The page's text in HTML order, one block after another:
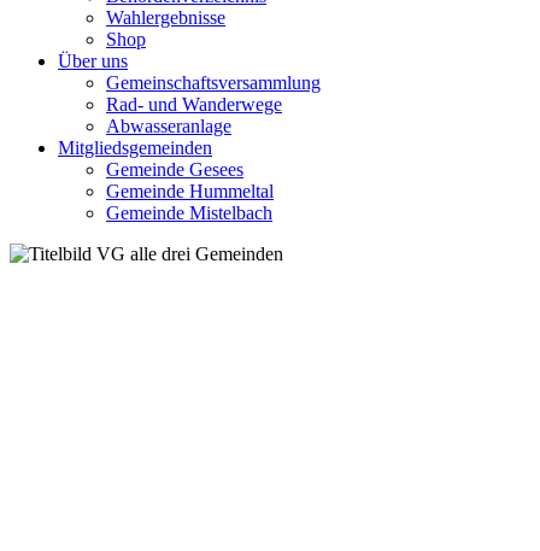
Wahlergebnisse
Shop
Über uns
Gemeinschaftsversammlung
Rad- und Wanderwege
Abwasseranlage
Mitgliedsgemeinden
Gemeinde Gesees
Gemeinde Hummeltal
Gemeinde Mistelbach